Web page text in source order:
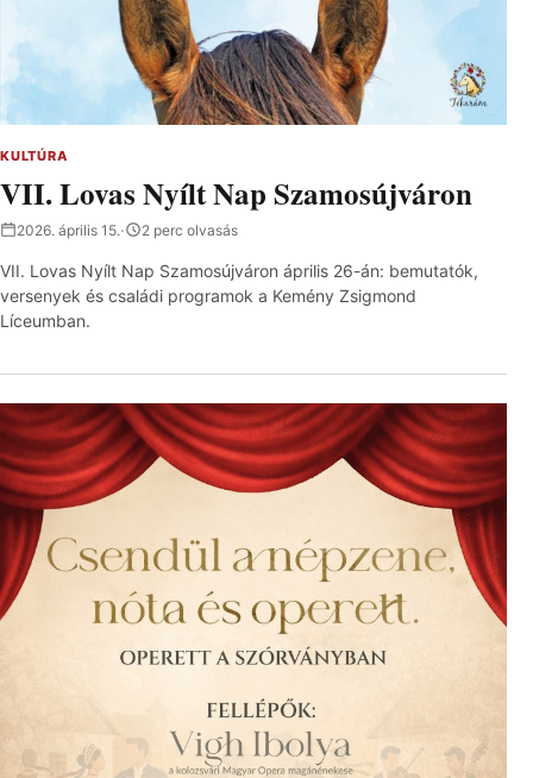
KULTÚRA
VII. Lovas Nyílt Nap Szamosújváron
2026. április 15.· 2 perc olvasás
VII. Lovas Nyílt Nap Szamosújváron április 26-án: bemutatók,
versenyek és családi programok a Kemény Zsigmond
Líceumban.